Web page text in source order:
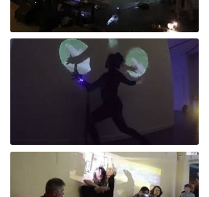
Empatía 4.0 // La emoción - San Luis
Empatía 4.0 // La emoción - Buenos Aires